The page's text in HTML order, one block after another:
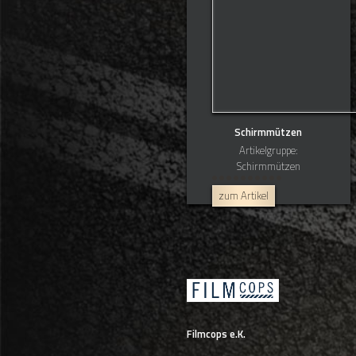
Schirmmützen
Artikelgruppe:
Schirmmützen
zum Artikel
Filmcops e.K.